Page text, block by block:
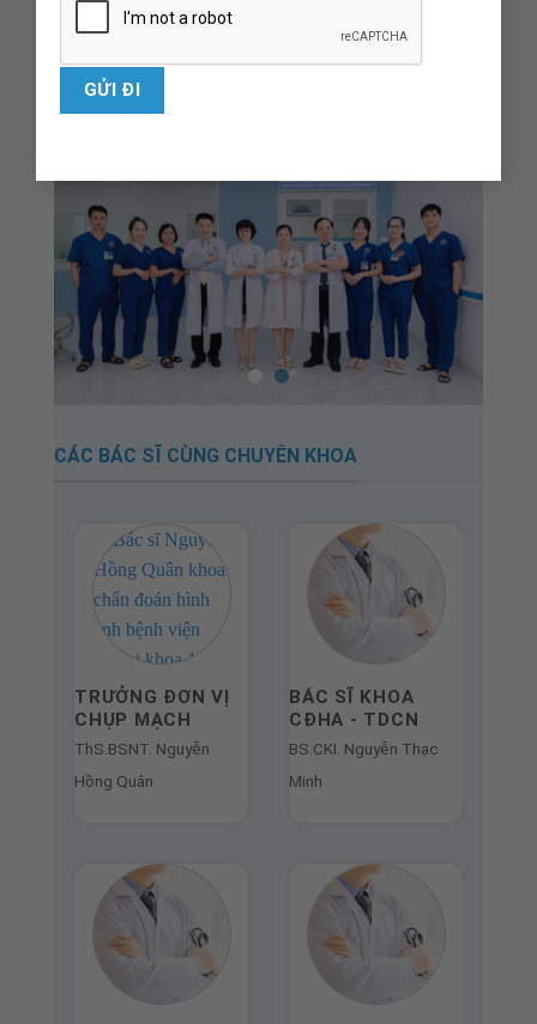
CÁC BÁC SĨ CÙNG CHUYÊN KHOA
TRƯỞNG ĐƠN VỊ
CHỤP MẠCH
ThS.BSNT. Nguyễn
Hồng Quân
BÁC SĨ KHOA
CĐHA - TDCN
BS.CKI. Nguyễn Thạc
Minh